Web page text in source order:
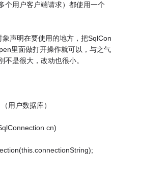
个用户客户端请求）都使用一个
声明在要使用的地方，把SqlCon
里面做打开操作就可以，与之气
不是很大，改动也很小。
用户数据库）
cn)